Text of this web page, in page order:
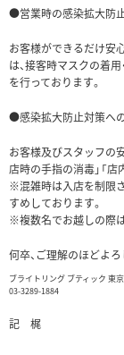
●営業時の感染拡大防
お客様ができるだけ安
は、接客時マスクの着
を行っております。
●感染拡大防止対策へ
お客様及びスタッフの
店時の手指の消毒」「
※混雑時は入店を制限
すめしております。
※複数名でお越しの際
何卒、ご理解のほどよ
ブライトリング ブティック 東京
03-3289-1884
記 梶